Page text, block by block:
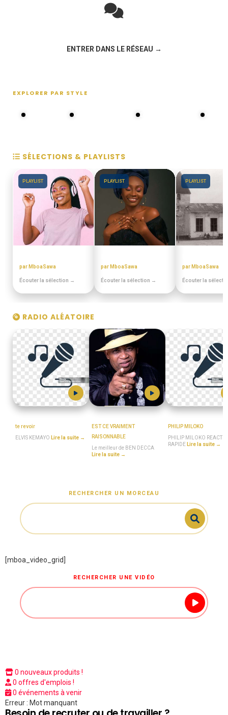
ENTRER DANS LE RÉSEAU →
EXPLORER PAR STYLE
SÉLECTIONS & PLAYLISTS
PLAYLIST
par MboaSawa
Écouter la sélection →
PLAYLIST
par MboaSawa
Écouter la sélection →
PLAYLIST
par MboaSawa
Écouter la
RADIO ALÉATOIRE
te revoir
ELVIS KEMAYO Lire la suite →
EST CE VRAIMENT
RAISONNABLE
Le meilleur de BEN DECCA
Lire la suite →
PHILIP MILOKO
PHILIP MILOKO
RAPIDE Lire la suite →
RECHERCHER UN MORCEAU
[mboa_video_grid]
RECHERCHER UNE VIDÉO
0 nouveaux produits !
0 offres d'emplois !
0 événements à venir
Erreur : Mot manquant